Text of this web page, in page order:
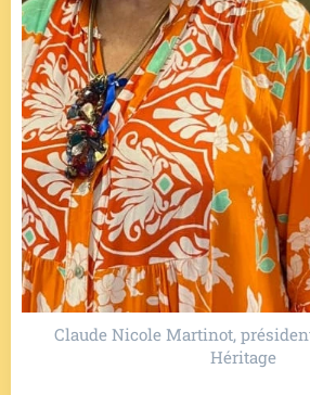
Claude Nicole Martinot,
Héritage